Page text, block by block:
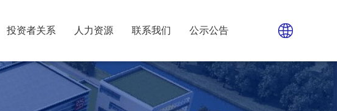
投资者关系 人力资源 联系我们 公示公告